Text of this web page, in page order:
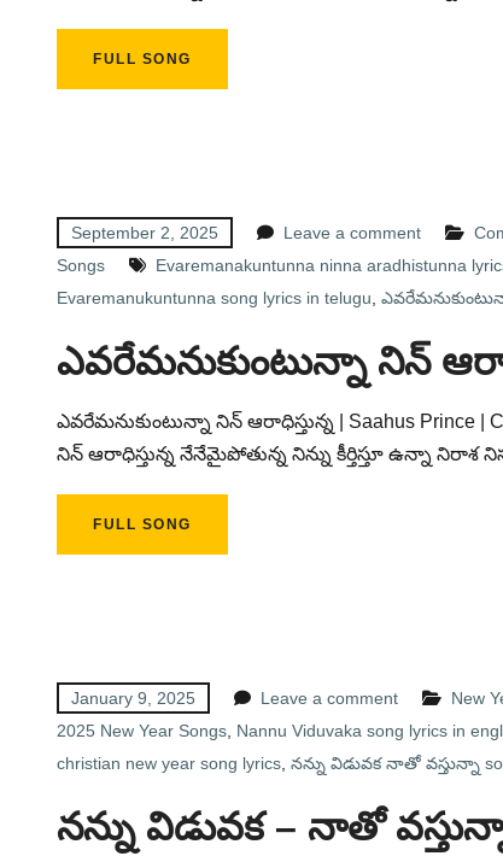
FULL SONG
September 2, 2025 Leave a comment
Songs
Evaremanakuntunna ninna aradhistunna
Evaremanukuntunna song lyrics in telugu
ఎవరేమనుకుంటున్నా నిన్
ఎవరేమనుకుంటున్నా నిన్ ఆరాధిస్తున్న | Saahus Prince |
నిన్ ఆరాధిస్తున్న నేనేమైపోతున్న నిన్ను కీర్తిస్తూ ఉన్నా
FULL SONG
January 9, 2025 Leave a comment New
2025 New Year Songs Nannu Viduvaka song lyrics in
christian new year song lyrics నన్ను విడువక నాతో వస్తున్నా
నన్ను విడువక – నాతో